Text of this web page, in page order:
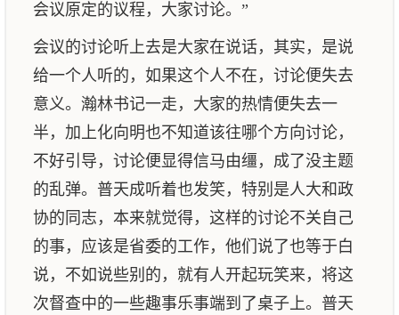
会议原定的议程，大家讨论。”
会议的讨论听上去是大家在说话，其实，是说
给一个人听的，如果这个人不在，讨论便失去
意义。瀚林书记一走，大家的热情便失去一
半，加上化向明也不知道该往哪个方向讨论，
不好引导，讨论便显得信马由缰，成了没主题
的乱弹。普天成听着也发笑，特别是人大和政
协的同志，本来就觉得，这样的讨论不关自己
的事，应该是省委的工作，他们说了也等于白
说，不如说些别的，就有人开起玩笑来，将这
次督查中的一些趣事乐事端到了桌子上。普天